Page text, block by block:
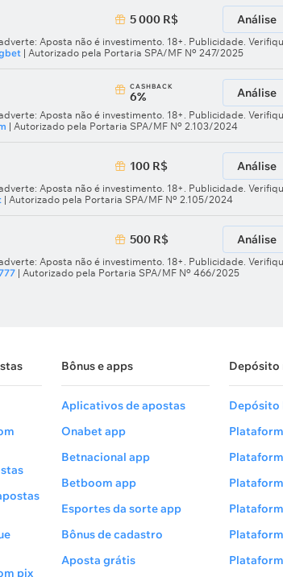
5 000 R$ Análise
Aposta não é investimento. 18+. Publicidade.
| Autorizado pela Portaria SPA/MF Nº 247/2025
СASHBACK
6% Análise
Aposta não é investimento. 18+. Publicidade.
| Autorizado pela Portaria SPA/MF Nº 2.103/2024
100 R$ Análise
Aposta não é investimento. 18+. Publicidade.
| Autorizado pela Portaria SPA/MF Nº 2.105/2024
500 R$ Análise
Aposta não é investimento. 18+. Publicidade.
| Autorizado pela Portaria SPA/MF Nº 466/2025
Bônus e apps Depósito
pix
Aplicativos de apostas
Onabet app
Betnacional app
Betboom app
Esportes da sorte app
Bônus de cadastro
Aposta grátis
Depósito